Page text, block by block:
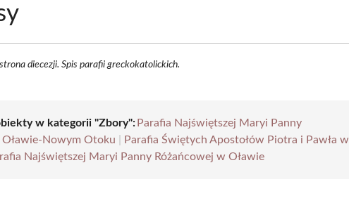
diecezji. Spis parafii greckokatolickich.
w kategorii "Zbory":Parafia Najświętszej Maryi Panny
Nowym Otoku
Parafia Świętych Apostołów Piotra i Pawła w
Najświętszej Maryi Panny Różańcowej w Oławie